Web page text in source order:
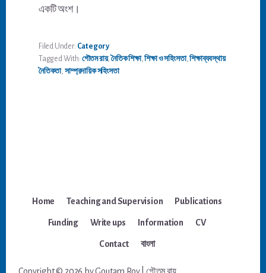
একটি অংশ।
Filed Under: Category
Tagged With: গৌতম রায়, নৈতিক শিক্ষা,শিক্ষা ও সহিংসতা,শিক্ষাব্যবস্থায়
নৈতিকতা, সাম্প্রদায়িক সহিংসতা
Home Teaching and Supervision Publications
Funding Write ups Information CV
Contact বাংলা